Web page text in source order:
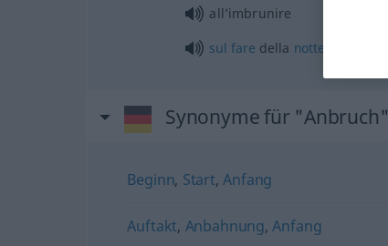
all’imbrunire
sul fare della notte
Synonyme für "Anbruch"
Beginn, Start,Anfang
Auftakt, Anbahnung,Anfang